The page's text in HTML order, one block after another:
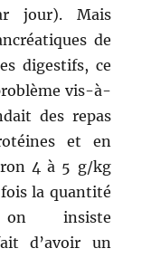
jour). Mais
de
digestifs, ce
vis-à-
des repas
et en
4 à 5 g/kg
la quantité
on insiste
d’avoir un